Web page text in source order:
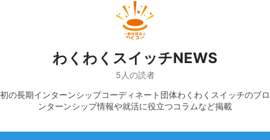
わくわくスイッチNEWS
5人の読者
の長期インターンシップコーディネート団体わくわくスイッチのブ
ンターンシップ情報や就活に役立つコラムなど掲載